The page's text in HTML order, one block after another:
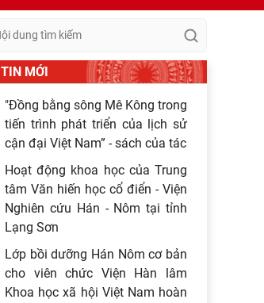
TIN MỚI
"Đồng bằng sông Mê Kông trong
tiến trình phát triển của lịch sử
cận đại Việt Nam” - sách của tác
Hoạt động khoa học của Trung
tâm Văn hiến học cổ điển - Viện
Nghiên cứu Hán - Nôm tại tỉnh
Lạng Sơn
Lớp bồi dưỡng Hán Nôm cơ bản
cho viên chức Viện Hàn lâm
Khoa học xã hội Việt Nam hoàn